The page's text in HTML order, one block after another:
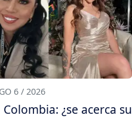
6 / 2026
¿se acerca su